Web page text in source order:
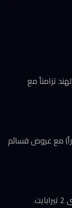
أمازون الهند تزامناً مع
روبية هندية (حوالي 275 دولاراً) مع عروض قسائم